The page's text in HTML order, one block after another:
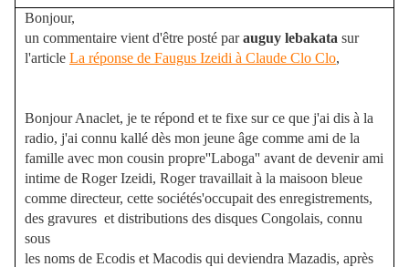
Bonjour,
un commentaire vient d'être posté parauguy lebakata sur
l'article La réponse de Faugus Izeidi à Claude Clo Clo,
Bonjour Anaclet, je te répond et te fixe sur ce que j'ai dis à la
radio, j'ai connu kallé dès mon jeune âge comme ami de la
famille avec mon cousin propre''Laboga'' avant de devenir ami
intime de Roger Izeidi, Roger travaillait à la maisoon bleue
comme directeur, cette sociétés'occupait des enregistrements,
des gravures et distributions des disques Congolais, connu
sous
les noms de Ecodis et Macodis qui deviendra Mazadis, après